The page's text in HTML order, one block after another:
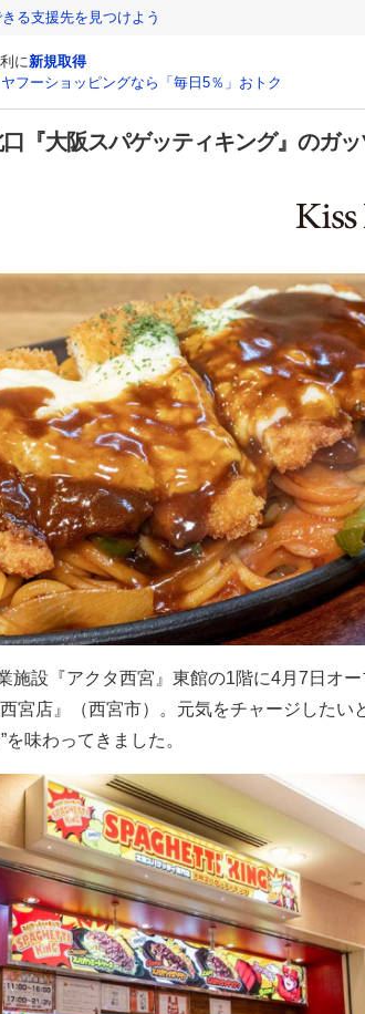
る支援先を見つけよう
に新規取得
ヤフーショッピングなら「毎日5％」おトク
『大阪スパゲッティキング』のガ
施設『アクタ西宮』東館の1階に4月7日オ
宮店』（西宮市）。元気をチャージしたい
味わってきました。